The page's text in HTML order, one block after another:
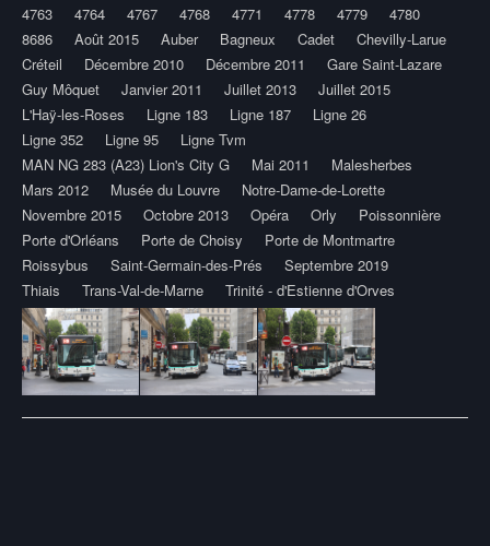
4763
4764 4767 4768 4771 4778 4779
4780
8686
Août 2015 Auber Bagneux Cadet
Chevilly-Larue
Créteil
Décembre 2010 Décembre 2011
Gare Saint-Lazare
Guy Môquet
Janvier 2011 Juillet 2013
Juillet 2015
L'Haÿ-les-Roses
Ligne 183 Ligne 187
Ligne 26
Ligne 352
Ligne 95
Ligne Tvm
MAN NG 283 (A23) Lion's City G
Mai 2011
Malesherbes
Mars 2012
Musée du Louvre
Notre-Dame-de-Lorette
Novembre 2015
Octobre 2013 Opéra Orly
Poissonnière
Porte d'Orléans
Porte de Choisy
Porte de Montmartre
Roissybus
Saint-Germain-des-Prés
Septembre 2019
Thiais
Trans-Val-de-Marne Trinité - d'Estienne d'Orves
Post